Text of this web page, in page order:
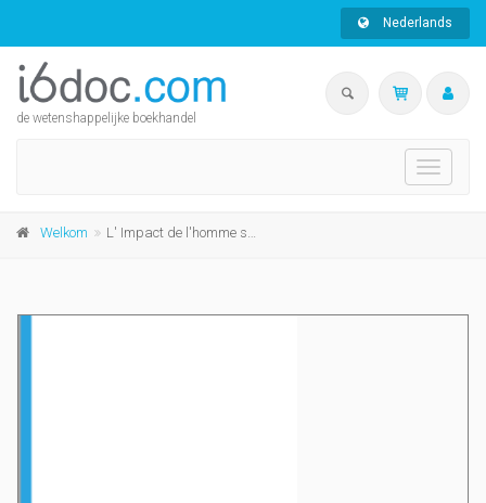
Nederlands
de wetenshappelijke boekhandel
Toggle
Welkom L' Impact de l'homme sur l'écosystème Meuse